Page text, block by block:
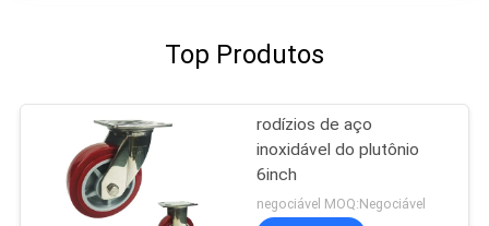
Top Produtos
rodízios de aço
inoxidável do plutônio
6inch
negociável MOQ:Negociável